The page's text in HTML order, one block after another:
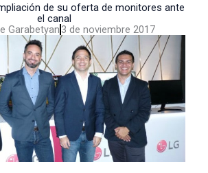
de su oferta de monitores ante
el canal
Garabetyan 3 de noviembre 2017